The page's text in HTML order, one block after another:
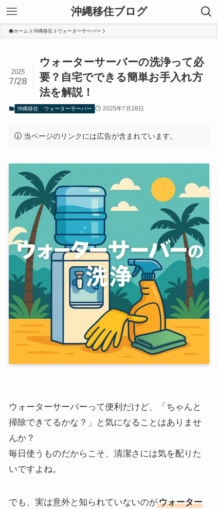
沖縄移住ブログ
ホーム 沖縄移住 ウォーターサーバー
ウォーターサーバーの洗浄って必
要？自宅でできる簡単お手入れ方
法を解説！
2025
7/28
沖縄移住 ウォーターサーバー 2025年7月28日
当ページのリンクには広告が含まれています。
ウォーターサーバーって便利だけど、「ちゃんと
掃除できてるかな？」と気になることはありませ
んか？
毎日使うものだからこそ、清潔さには気を配りた
いですよね。
でも、実は意外と知られていないのがウォーター